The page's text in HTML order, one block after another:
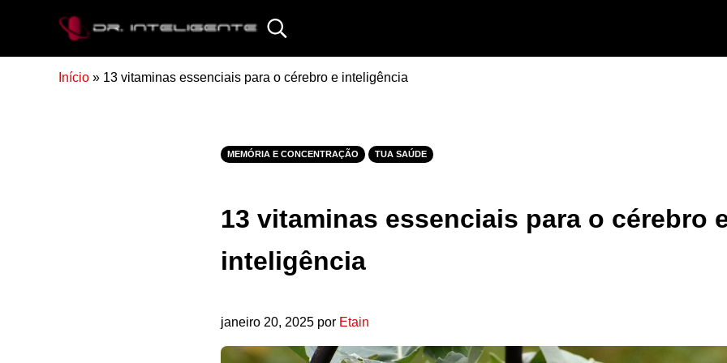
DR. INTELIGENTE
Search...
Início » 13 vitaminas essenciais para o cérebro e inteligência
MEMÓRIA E CONCENTRAÇÃO TUA SAÚDE
13 vitaminas essenciais para o cérebro
inteligência
janeiro 20, 2025 por Etain